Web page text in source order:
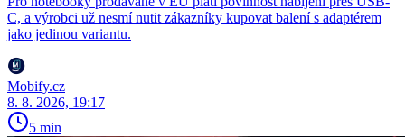
C, a výrobci už nesmí nutit zákazníky kupovat balení s adaptérem
jako jedinou variantu.
Mobify.cz
8. 8. 2026, 19:17
5 min